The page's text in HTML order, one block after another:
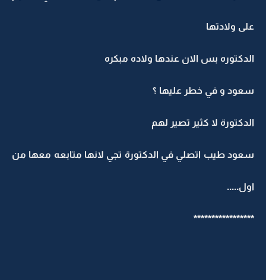
على ولادتها
الدكتوره بس الان عندها ولاده مبكره
سعود و في خطر عليها ؟
الدكتورة لا كثير تصير لهم
سعود طيب اتصلي في الدكتورة تجي لانها متابعه معها من
اول.....
*****************